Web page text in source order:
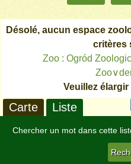
Désolé, aucun espace
critères
Zoo : Ogród
Veuillez
Carte Liste
Chercher un mot dans cette